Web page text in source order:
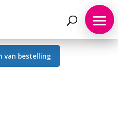
van bestelling